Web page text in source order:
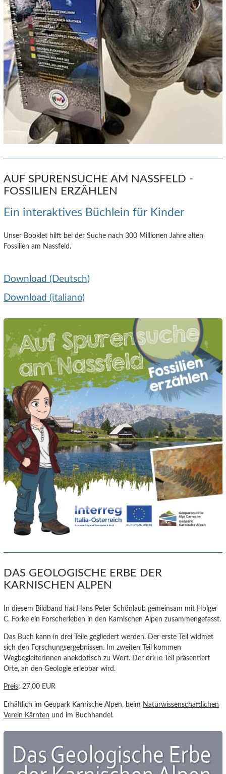
AUF SPURENSUCHE AM NASSFELD -
FOSSILIEN ERZÄHLEN
Ein interaktives Büchlein für Kinder
Unser Booklet hilft bei der Suche nach 300 Millionen Jahre alten
Fossilien am Nassfeld.
Download (Deutsch)
Download (italiano)
DAS GEOLOGISCHE ERBE DER
KARNISCHEN ALPEN
In diesem Bildband hat Hans Peter Schönlaub gemeinsam mit Holger
C. Forke ein Forscherleben in den Karnischen Alpen zusammengefasst.
Das Buch kann in drei Teile gegliedert werden. Der erste Teil widmet
sich den Forschungsergebnissen. Im zweiten Teil kommen
WegbegleiterInnen anekdotisch zu Wort. Der dritte Teil präsentiert
Orte, an den Geologie erlebbar wird.
Preis: 27,00 EUR
Erhältlich im Geopark Karnische Alpen, beim Naturwissenschaftlichen
Verein Kärnten und im Buchhandel.